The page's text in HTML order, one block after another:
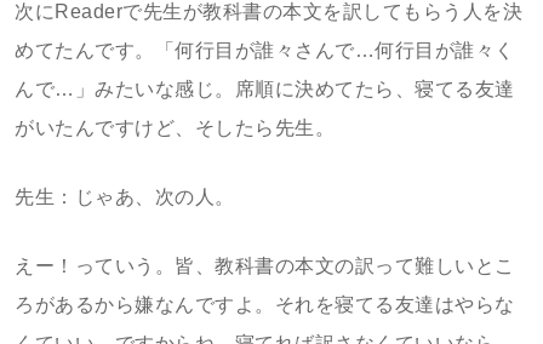
次にReaderで先生が教科書の本文を訳してもらう人を決
めてたんです。「何行目が誰々さんで…何行目が誰々く
んで…」みたいな感じ。席順に決めてたら、寝てる友達
がいたんですけど、そしたら先生。
先生：じゃあ、次の人。
えー！っていう。皆、教科書の本文の訳って難しいとこ
ろがあるから嫌なんですよ。それを寝てる友達はやらな